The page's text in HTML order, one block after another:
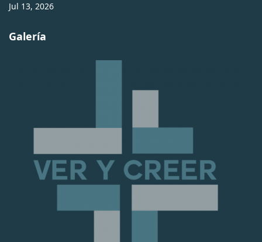
Jul 13, 2026
Galería